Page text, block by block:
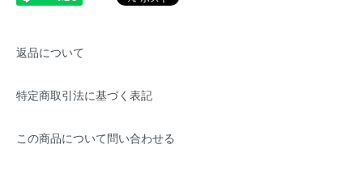
返品について
特定商取引法に基づく表記
この商品について問い合わせる